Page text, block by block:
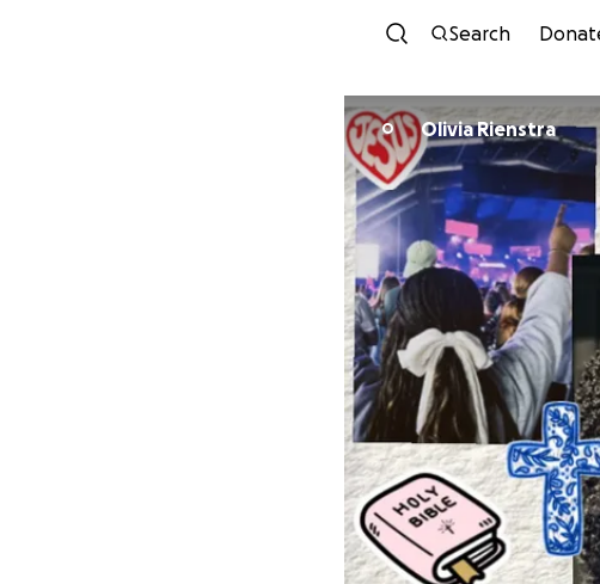
Search
O Olivia Rienstra